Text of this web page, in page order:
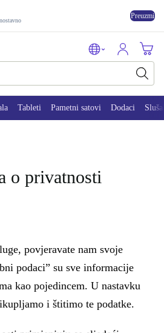
Preuzmi
Tableti Pametni satovi Dodaci
o privatnosti
povjeravate nam svoje
podaci” su sve informacije
kao pojedincem. U nastavku
i štitimo te podatke.